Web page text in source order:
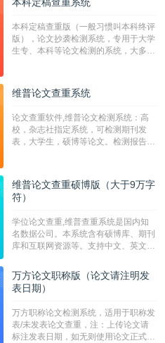
广，数据来源真实，检测算法合理!本
字符数30万）
本科定稿查重版（一般习惯叫本科终评
版），论文抄袭检测系统，专用于大学
生专、本科等论文检测的系统，大多数
维普论文查重系统
论文查重软件,维普论文检测系统：高
校，杂志社指定系统，可检测期刊发
表，大学生，硕博等论文。检测报告支
维普论文查重硕博版（大于9万字
符）
学位论文查重,维普查重系统是国内知
名数据公司。本系统含有硕博库、期刊
库和互联网资源等。支持中文、英文、
定院校！！！
万方论文职称版（论文请注明发
表日期）
万方职称论文检测系统，适用于职称发
表/未发表论文查重，注：上传论文请
标注发表日期，如无则使用论文正式发